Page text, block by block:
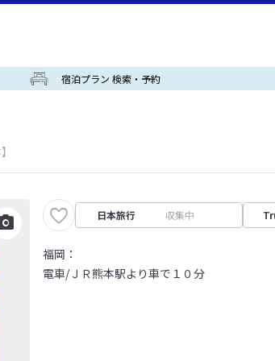
宿泊プラン 検索・予約
日本旅行 収集中
福岡：
電車/ＪＲ熊本駅より車で１０分